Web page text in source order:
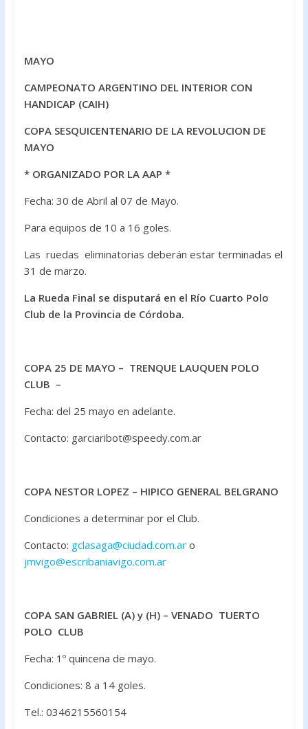
MAYO
CAMPEONATO ARGENTINO DEL INTERIOR CON
HANDICAP (CAIH)
COPA SESQUICENTENARIO DE LA REVOLUCION DE
MAYO
* ORGANIZADO POR LA AAP *
Fecha: 30 de Abril al 07 de Mayo.
Para equipos de 10 a 16 goles.
Las ruedas eliminatorias deberán estar terminadas el
31 de marzo.
La Rueda Final se disputará en el Río Cuarto Polo
Club de la Provincia de Córdoba.
COPA 25 DE MAYO – TRENQUE LAUQUEN POLO
CLUB –
Fecha: del 25 mayo en adelante.
Contacto: garciaribot@speedy.com.ar
COPA NESTOR LOPEZ – HIPICO GENERAL BELGRANO
Condiciones a determinar por el Club.
Contacto: gclasaga@ciudad.com.aro
jmvigo@escribaniavigo.com.ar
COPA SAN GABRIEL (A) y (H) – VENADO TUERTO
POLO CLUB
Fecha: 1º quincena de mayo.
Condiciones: 8 a 14 goles.
Tel.: 0346215560154